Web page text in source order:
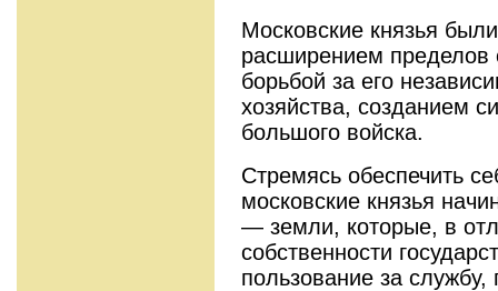
Московские князья
расширением пределов
борьбой за его
хозяйства, созданием
большого войска.
Стремясь обеспечить
московские князья
— земли, которые, в
собственности
пользование за